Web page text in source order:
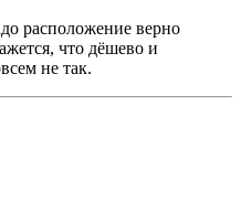
расположение верно
что дёшево и
не так.